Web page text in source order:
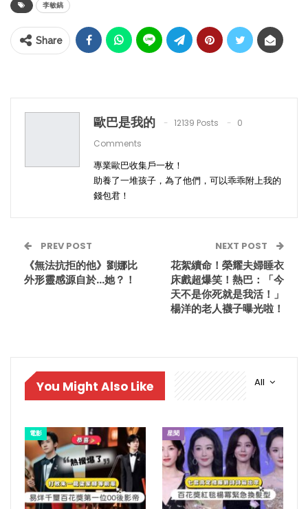
李敏鎬
Share
歐巴是我的 12139 Posts
0
Comments
專業歐巴收集戶一枚！
助養了一堆孩子，為了他們，可以乖乖附上我的
錢包君！
PREV POST
《無法抗拒的他》劉娜比
外形靈感源自於…她？！
NEXT POST
花絮續命！榮耀夫婦睡衣
床戲超爆笑！熱巴：「今
天不是你死就是我活！」
楊洋的老人襪子曝光啦！
All
You Might Also Like
電影 星聞